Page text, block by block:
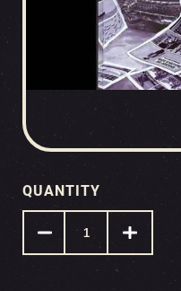
QUANTITY